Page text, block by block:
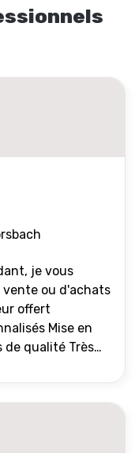
je vous
vente ou d'achats
Mise en
de qualité Très
des
financiers